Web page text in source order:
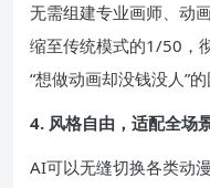
无需组建专业画师、动
缩至传统模式的1/50，
“想做动画却没钱没人”的
4. 风格自由，适配全场
AI可以无缝切换各类动